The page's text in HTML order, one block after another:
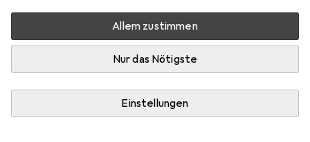
Allem zustimmen
Nur das Nötigste
Einstellungen
Mehr als 10 Stück an Lager beim Drittanbieter
Lieferort angeben für genaue Lieferzeit
StockNet ConnectFR